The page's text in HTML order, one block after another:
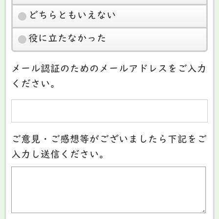
どちらともいえない
役に立たなかった
メール認証のためのメールアドレスをご入力
ください。
ご意見・ご感想等がございましたら下記をご
入力し送信ください。